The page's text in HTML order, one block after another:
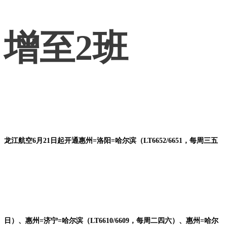
增至2班
龙江航空6月21日起开通惠州=洛阳=哈尔滨（LT6652/6651，每周三五
日）、惠州=济宁=哈尔滨（LT6610/6609，每周二四六）、惠州=哈尔